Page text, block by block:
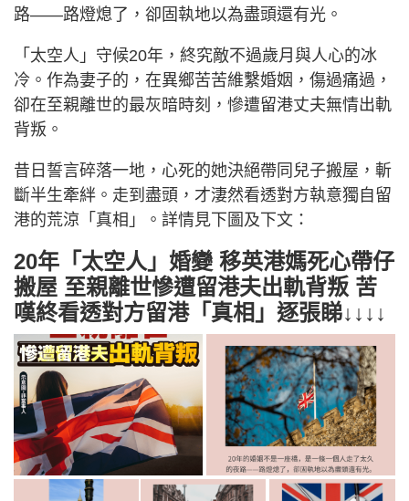
路——路燈熄了，卻固執地以為盡頭還有光。
「太空人」守候20年，終究敵不過歲月與人心的冰
冷。作為妻子的，在異鄉苦苦維繫婚姻，傷過痛過，
卻在至親離世的最灰暗時刻，慘遭留港丈夫無情出軌
背叛。
昔日誓言碎落一地，心死的她決絕帶同兒子搬屋，斬
斷半生牽絆。走到盡頭，才淒然看透對方執意獨自留
港的荒涼「真相」。詳情見下圖及下文：
20年「太空人」婚變 移英港媽死心帶仔
搬屋 至親離世慘遭留港夫出軌背叛 苦
嘆終看透對方留港「真相」逐張睇↓↓↓↓